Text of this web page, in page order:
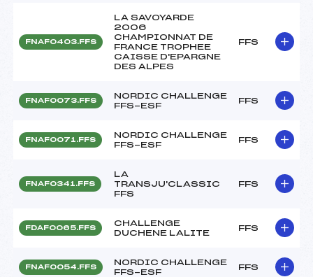
FNAF0403.FFS
LA SAVOYARDE
2006
CHAMPIONNAT DE
FRANCE TROPHEE
CAISSE D'EPARGNE
DES ALPES
FFS
FNAF0073.FFS
NORDIC CHALLENGE
FFS-ESF
FFS
FNAF0071.FFS
NORDIC CHALLENGE
FFS-ESF
FFS
FNAF0341.FFS
LA
TRANSJU'CLASSIC
FFS
FFS
FDAF0065.FFS
CHALLENGE
DUCHENE LALITE
FFS
FNAF0054.FFS
NORDIC CHALLENGE
FFS-ESF
FFS